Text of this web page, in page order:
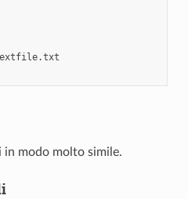
extfile.txt
in modo molto simile.